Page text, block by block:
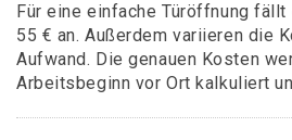
Für eine einfache Türöffnung
55 € an. Außerdem variieren die
Aufwand. Die genauen Kosten
Arbeitsbeginn vor Ort kalkuliert